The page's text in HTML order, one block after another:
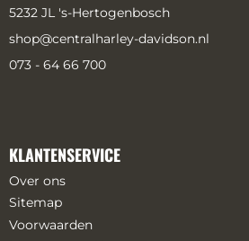
5232 JL 's-Hertogenbosch
shop@centralharley-davidson.nl
073 - 64 66 700
KLANTENSERVICE
Over ons
Sitemap
Voorwaarden